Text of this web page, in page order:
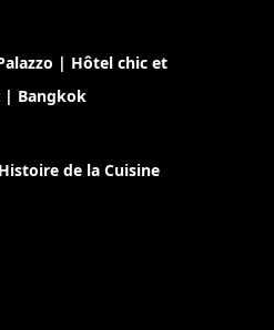
| Hôtel chic et
| Bangkok
de la Cuisine